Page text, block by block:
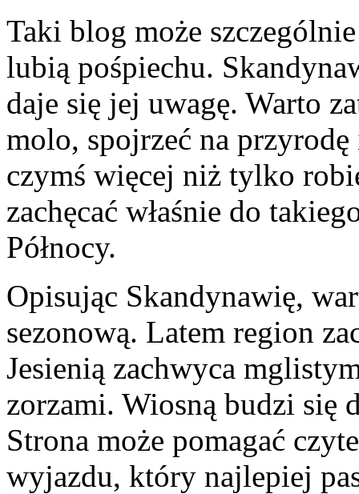
Taki blog może
lubią pośpiechu.
daje się jej uwagę. Warto
molo, spojrzeć na
czymś więcej niż tylko
zachęcać właśnie do
Północy.
Opisując Skandynawię,
sezonową. Latem region
Jesienią zachwyca
zorzami. Wiosną budzi się
Strona może pomagać
wyjazdu, który najlepiej